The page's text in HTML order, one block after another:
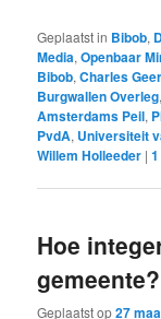
Geplaatst in Bibob,
Media,Openbaar
Bibob,Charles
Burgwallen Overleg
Amsterdams Peil,
PvdA, Universiteit
Willem Holleeder |1
Hoe
gemeente?
Geplaatst op27